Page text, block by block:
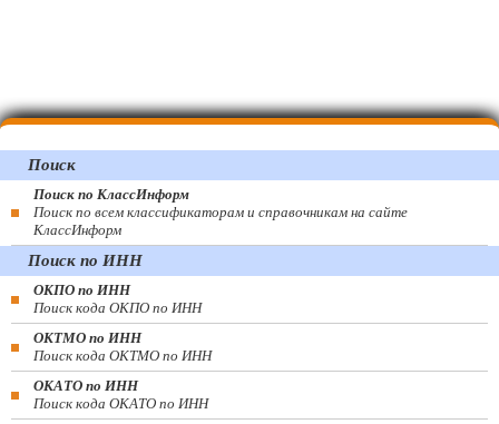
Поиск
Поиск по КлассИнформ
Поиск по всем классификаторам и справочникам на сайте
КлассИнформ
Поиск по ИНН
ОКПО по ИНН
Поиск кода ОКПО по ИНН
ОКТМО по ИНН
Поиск кода ОКТМО по ИНН
ОКАТО по ИНН
Поиск кода ОКАТО по ИНН